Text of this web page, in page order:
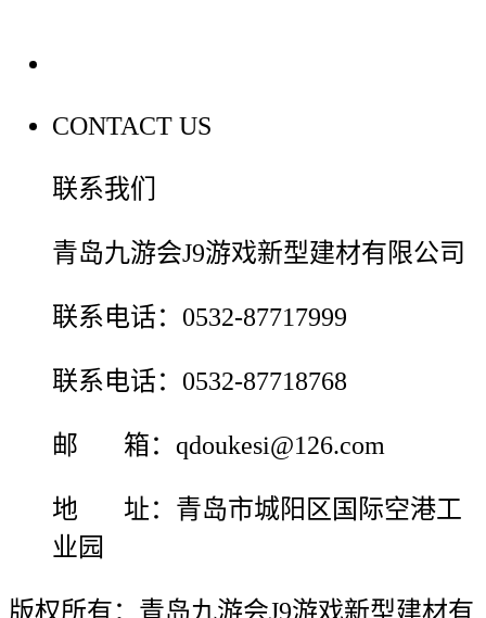
CONTACT US
联系我们
青岛九游会J9游戏新型建材有限公司
联系电话：0532-87717999
联系电话：0532-87718768
邮 箱：qdoukesi@126.com
地 址：青岛市城阳区国际空港工
业园
版权所有：青岛九游会J9游戏新型建材有